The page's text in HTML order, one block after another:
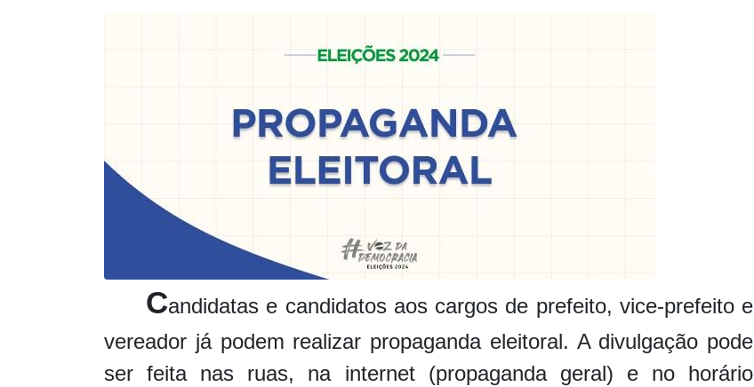
Candidatas e candidatos aos cargos de prefeito, vice-prefeito e
vereador já podem realizar propaganda eleitoral. A divulgação pode
ser feita nas ruas, na internet (propaganda geral) e no horário